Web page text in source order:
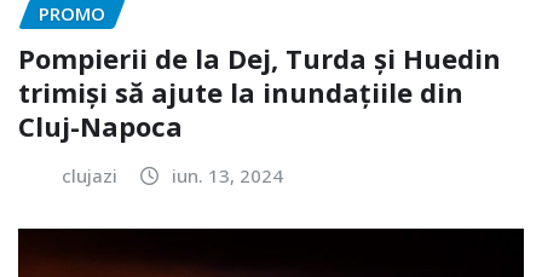
PROMO
Pompierii de la Dej, Turda și Huedin
trimiși să ajute la inundațiile din
Cluj-Napoca
clujazi iun. 13, 2024